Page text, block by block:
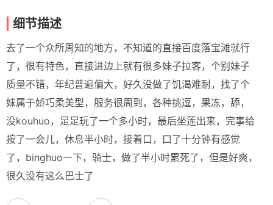
细节描述
去了一个众所周知的地方，不知道的直接百度落宝滩就行
了，很有特色，直接进边上就有很多妹子拉客，个别妹子
质量不错，年纪普遍偏大，好久没做了饥渴难耐，找了个
妹属于娇巧柔美型，服务很周到，各种挑逗，果冻，舔，
没kouhuo，足足玩了一个多小时，最后坐莲出来，完事给
按了一会儿，休息半小时，接着口，口了十分钟有感觉
了，binghuo一下，骑士，做了半小时累死了，但是好爽，
很久没有这么巴士了